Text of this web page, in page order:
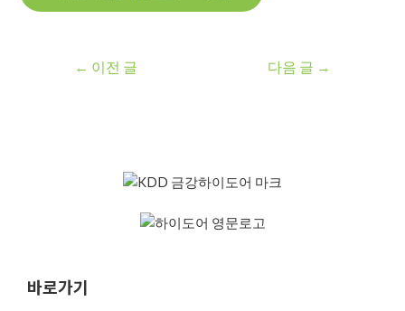
← 이전 글 다음 글 →
바로가기